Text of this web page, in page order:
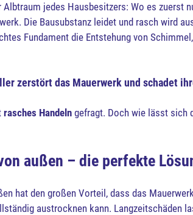
jedes Hausbesitzers: Wo es zuerst
Die Bausubstanz leidet und rasch wird
Fundament die Entstehung von
zerstört das Mauerwerk und schadet
rasches Handeln gefragt. Doch wie lässt sich
außen – die perfekte
hat den großen Vorteil, dass das
austrocknen kann. Langzeitschäden